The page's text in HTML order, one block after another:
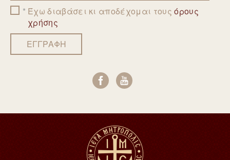
EmailΈχω διαβάσει κι αποδέχομαι τουςόρους
χρήσης
ΕΓΓΡΑΦΗ